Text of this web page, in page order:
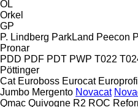
OL
Orkel
GP
P. Lindberg ParkLand Peecon
Pronar
PDD PDF PDT PWP T022
Pöttinger
Cat Euroboss Eurocat Europrofi
Jumbo Mergento Novacat
Qmac Quivogne R2 ROC